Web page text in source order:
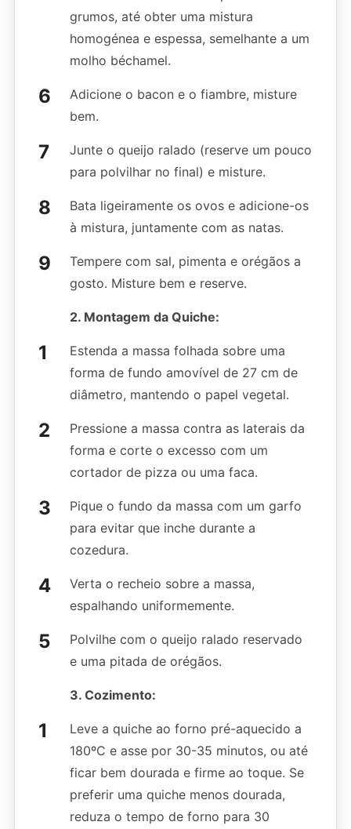
grumos, até obter uma mistura
homogénea e espessa, semelhante a um
molho béchamel.
Adicione o bacon e o fiambre, misture
bem.
Junte o queijo ralado (reserve um pouco
para polvilhar no final) e misture.
Bata ligeiramente os ovos e adicione-os
à mistura, juntamente com as natas.
Tempere com sal, pimenta e orégãos a
gosto. Misture bem e reserve.
2. Montagem da Quiche:
Estenda a massa folhada sobre uma
forma de fundo amovível de 27 cm de
diâmetro, mantendo o papel vegetal.
Pressione a massa contra as laterais da
forma e corte o excesso com um
cortador de pizza ou uma faca.
Pique o fundo da massa com um garfo
para evitar que inche durante a
cozedura.
Verta o recheio sobre a massa,
espalhando uniformemente.
Polvilhe com o queijo ralado reservado
e uma pitada de orégãos.
3. Cozimento:
Leve a quiche ao forno pré-aquecido a
180ºC e asse por 30-35 minutos, ou até
ficar bem dourada e firme ao toque. Se
preferir uma quiche menos dourada,
reduza o tempo de forno para 30